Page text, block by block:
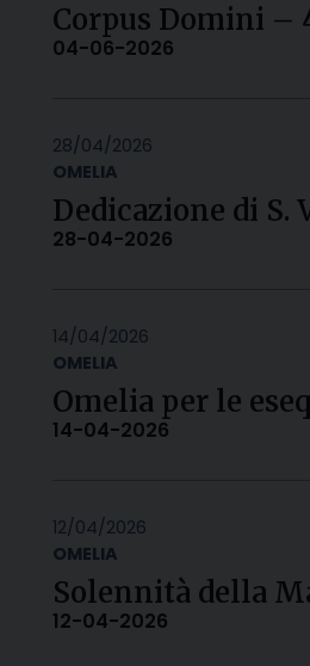
Corpus Domini –
04-06-2026
28/04/2026
OMELIA
Dedicazione di S.
28-04-2026
14/04/2026
OMELIA
Omelia per le
14-04-2026
12/04/2026
OMELIA
Solennità della
12-04-2026